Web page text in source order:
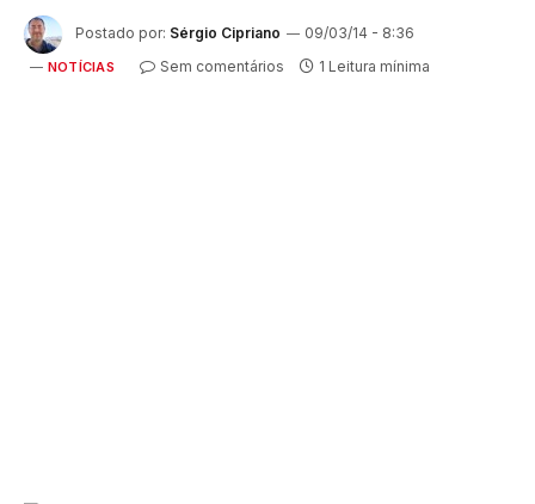
Postado por: Sérgio Cipriano 09/03/14 - 8:36
NOTÍCIAS Sem comentários 1 Leitura mínima